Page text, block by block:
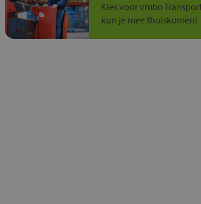
Kies voor vmbo
kun je mee thuiskomen!